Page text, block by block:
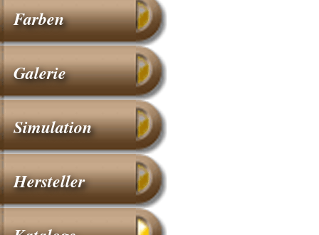
Farben
Galerie
Simulation
Hersteller